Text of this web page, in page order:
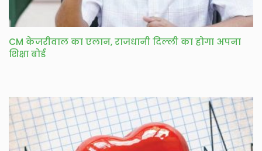
CM केजरीवाल का एलान, राजधानी दिल्ली का होगा अपना
शिक्षा बोर्ड